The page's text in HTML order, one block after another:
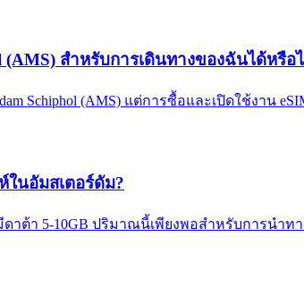
สำหรับการเดินทางของฉันได้หรือ
Schiphol (AMS) แต่การซื้อและเปิดใช้งาน
ในอัมสเตอร์ดัม?
ต้า 5-10GB ปริมาณนี้เพียงพอสำหรับการนำท